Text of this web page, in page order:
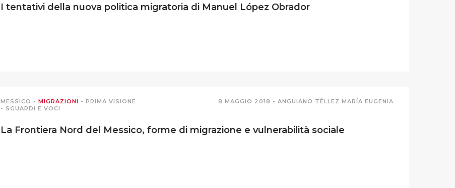
I tentativi della nuova politica migratoria di Manuel López Obrador
MESSICO - MIGRAZIONI - PRIMA VISIONE
- SGUARDI E VOCI
8 MAGGIO 2018 - ANGUIANO TÈLLEZ MARÍA EUGENIA
La Frontiera Nord del Messico, forme di migrazione e vulnerabilità sociale